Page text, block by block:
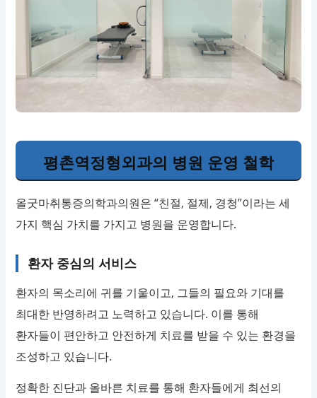
평촌역정형외과의 병원 운영 철학
올굿마취통증의학과의원은 “친절, 절제, 경청”이라는 세
가지 핵심 가치를 가지고 병원을 운영합니다.
환자 중심의 서비스
환자의 목소리에 귀를 기울이고, 그들의 필요와 기대를
최대한 반영하려고 노력하고 있습니다. 이를 통해
환자들이 편안하고 안전하게 치료를 받을 수 있는 환경을
조성하고 있습니다.
정확한 진단과 올바른 치료를 통해 환자들에게 최선의